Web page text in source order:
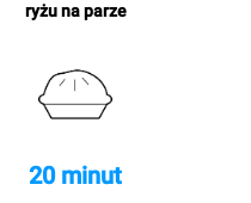
ryżu na parze
20 minut